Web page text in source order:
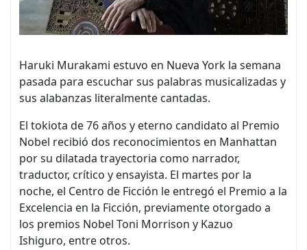
Haruki Murakami estuvo en Nueva York la semana
pasada para escuchar sus palabras musicalizadas y
sus alabanzas literalmente cantadas.
El tokiota de 76 años y eterno candidato al Premio
Nobel recibió dos reconocimientos en Manhattan
por su dilatada trayectoria como narrador,
traductor, crítico y ensayista. El martes por la
noche, el Centro de Ficción le entregó el Premio a la
Excelencia en la Ficción, previamente otorgado a
los premios Nobel Toni Morrison y Kazuo
Ishiguro, entre otros.